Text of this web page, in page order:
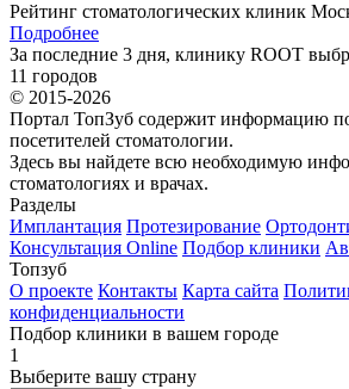
Рейтинг стоматологических клиник
Подробнее
За последние 3 дня, клинику ROOT
11 городов
© 2015-2026
Портал ТопЗуб содержит информацию
посетителей стоматологии.
Здесь вы найдете всю необходимую
стоматологиях и врачах.
Разделы
Имплантация Протезирование
Консультация Online Подбор клиники
Топзуб
О проекте Контакты Карта сайта
конфиденциальности
Подбор клиники в вашем городе
1
Выберите вашу страну